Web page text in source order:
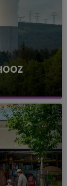
situation
est toujours